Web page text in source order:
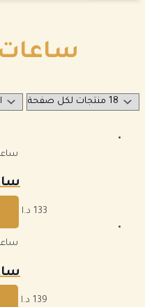
133 د.ا
139 د.ا